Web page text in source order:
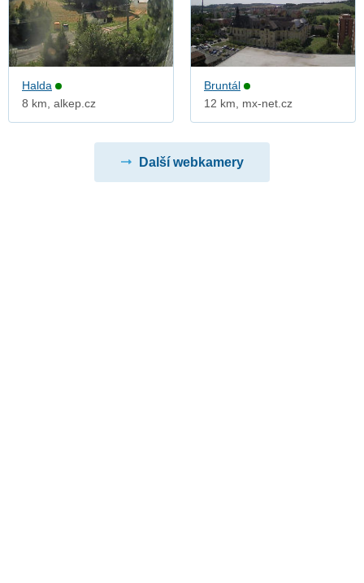
Halda
8 km, alkep.cz
Bruntál
12 km, mx-net.cz
Další webkamery